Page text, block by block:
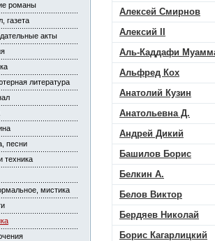
романы
газета
акты
литература
песни
техника
мистика
Алексей Смирнов
Алексий II
Аль-Каддафи
Альфред Кох
Анатолий Кузин
Анатольевна Д.
Андрей Дикий
Башилов Борис
Белкин А.
Белов Виктор
Бердяев Николай
Борис Кагарлицкий